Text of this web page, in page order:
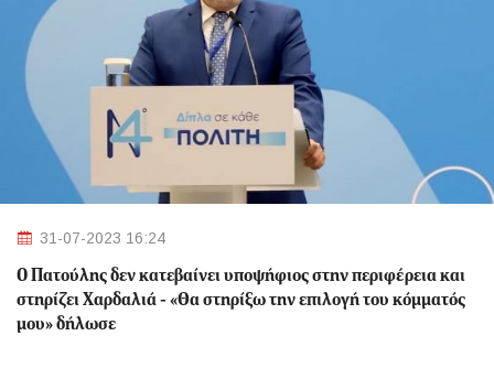
31-07-2023 16:24
Ο Πατούλης δεν κατεβαίνει υποψήφιος στην περιφέρεια και
στηρίζει Χαρδαλιά - «Θα στηρίξω την επιλογή του κόμματός
μου» δήλωσε